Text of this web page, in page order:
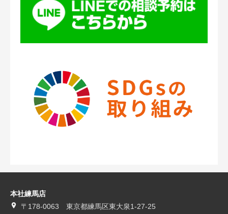
本社練馬店
〒178-0063 東京都練馬区東大泉1-27-25